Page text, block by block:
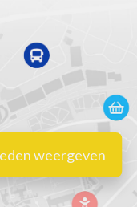
weergeven